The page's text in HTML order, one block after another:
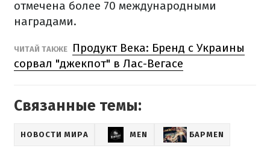
отмечена более 70 международными
наградами.
ЧИТАЙ ТАКЖЕ
Продукт Века: Бренд с Украины
сорвал "джекпот" в Лас-Вегасе
Связанные темы:
НОВОСТИ МИРА MEN БАРMEN